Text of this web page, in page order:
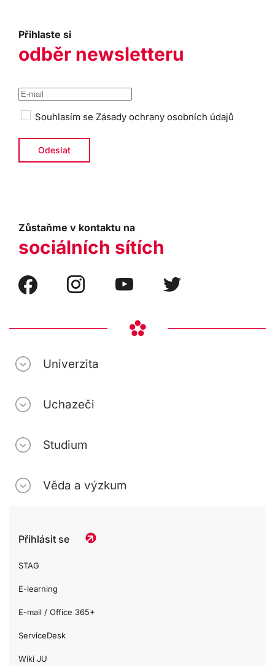
Přihlaste si
odběr newsletteru
Souhlasím se Zásady ochrany osobních údajů
Zůstaňme v kontaktu na
sociálních sítích
Univerzita
Uchazeči
Studium
Věda a výzkum
Přihlásit se
STAG
E-learning
E-mail / Office 365+
ServiceDesk
Wiki JU